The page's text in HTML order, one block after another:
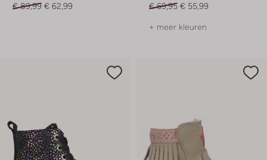
€ 89,99 € 62,99
€ 69,95 € 55,99
+ meer kleuren